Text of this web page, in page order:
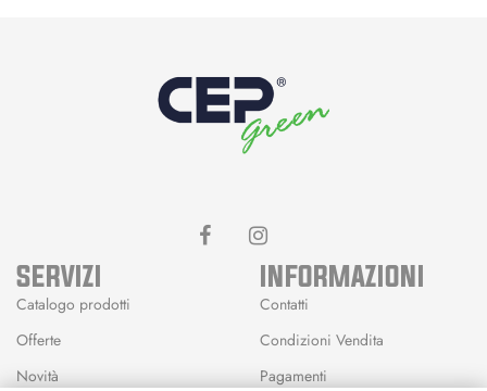
SERVIZI
Catalogo prodotti
Offerte
Novità
INFORMAZIONI
Contatti
Condizioni Vendita
Pagamenti